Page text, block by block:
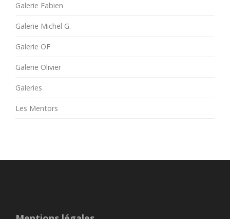
Galerie Fabien
Galerie Michel G.
Galerie OF
Galerie Olivier
Galeries
Les Mentors